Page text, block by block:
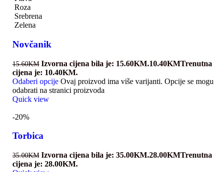
Roza
Srebrena
Zelena
Novčanik
15.60KM Izvorna cijena bila je: 15.60KM.10.40KMTrenutna
cijena je: 10.40KM.
Odaberi opcije Ovaj proizvod ima više varijanti. Opcije se mogu
odabrati na stranici proizvoda
Quick view
-20%
Torbica
35.00KM Izvorna cijena bila je: 35.00KM.28.00KMTrenutna
cijena je: 28.00KM.